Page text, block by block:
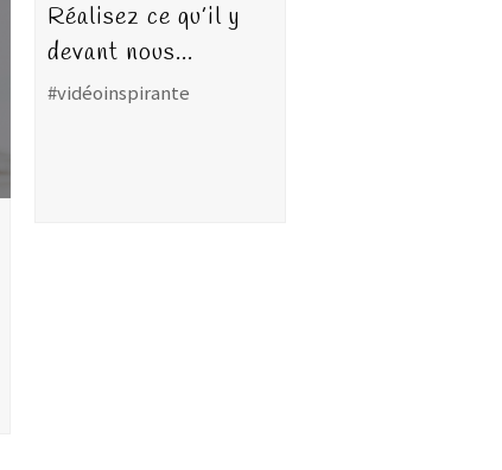
Réalisez ce qu’il y
devant nous…
#vidéoinspirante